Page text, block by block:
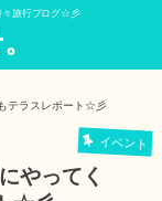
々旅行ブログ☆彡
テラスレポート☆彡
イベント
やってく